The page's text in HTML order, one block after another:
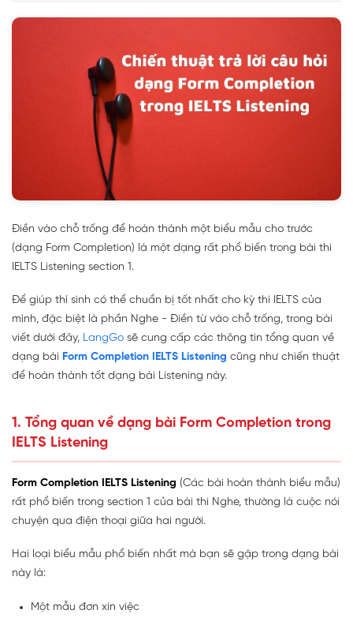
Điền vào chỗ trống để hoàn thành một biểu mẫu cho trước
(dạng Form Completion) là một dạng rất phổ biến trong bài thi
IELTS Listening section 1.
Để giúp thí sinh có thể chuẩn bị tốt nhất cho kỳ thi IELTS của
mình, đặc biệt là phần Nghe - Điền từ vào chỗ trống, trong bài
viết dưới đây, LangGo sẽ cung cấp các thông tin tổng quan về
dạng bài Form Completion IELTS Listening cũng như chiến thuật
để hoàn thành tốt dạng bài Listening này.
1. Tổng quan về dạng bài Form Completion trong
IELTS Listening
Form Completion IELTS Listening (Các bài hoàn thành biểu mẫu)
rất phổ biến trong section 1 của bài thi Nghe, thường là cuộc nói
chuyện qua điện thoại giữa hai người.
Hai loại biểu mẫu phổ biến nhất mà bạn sẽ gặp trong dạng bài
này là:
Một mẫu đơn xin việc